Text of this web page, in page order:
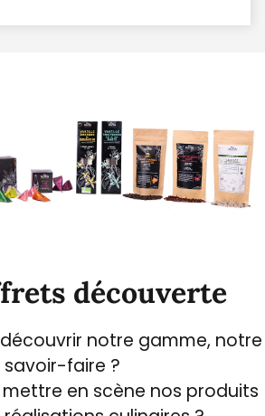
découverte
notre gamme, notre
savoir-faire ?
en scène nos produits